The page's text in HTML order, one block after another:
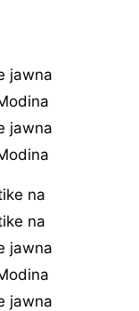
jawna
jawna
na
na
jawna
jawna